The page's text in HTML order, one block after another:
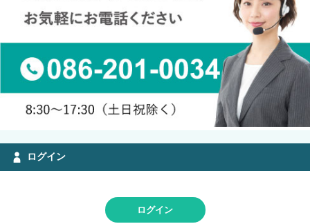
ログイン
ログイン